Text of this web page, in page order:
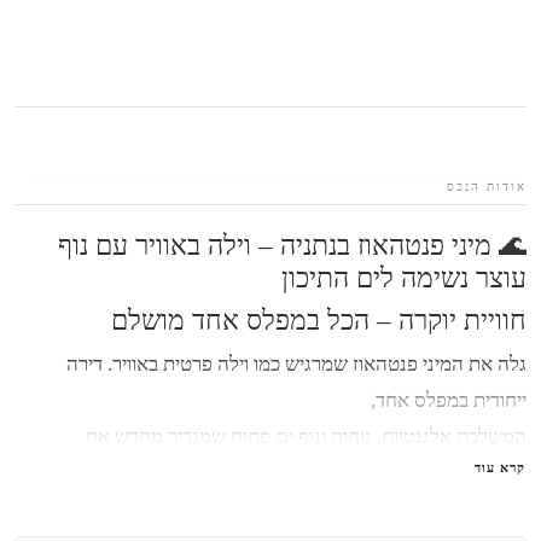
אודות הנכס
🌊 מיני פנטהאוז בנתניה – וילה באוויר עם נוף
עוצר נשימה לים התיכון
חוויית יוקרה – הכל במפלס אחד מושלם
גלה את המיני פנטהאוז שמרגיש כמו וילה פרטית באוויר. דירה
ייחודית במפלס אחד,
המשלבת אלגנטיות, נוחות ונוף ים פתוח שמגדיר מחדש את
משמעות החיים ברמת יוקרה.
קרא עוד